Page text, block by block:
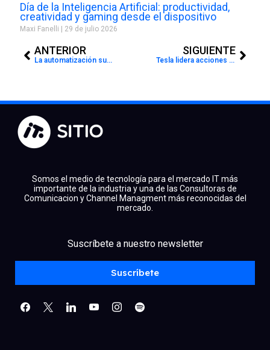
Día de la Inteligencia Artificial: productividad,
creatividad y gaming desde el dispositivo
Maxi Fanelli 29 de julio 2026
ANTERIOR
La automatización sube de nivel: cómo la Inteligencia Artificial empieza a afectar empleos profesionales
SIGUIENTE
Tesla lidera acciones tokenizadas en América Latina, según Bitget
Somos el medio de tecnología para el mercado IT más
importante de la industria y una de las Consultoras de
Comunicacion y Channel Managment más reconocidas del
mercado.
Suscríbete a nuestro newsletter
Suscríbete
linkedinyoutubeinstagram
spotify